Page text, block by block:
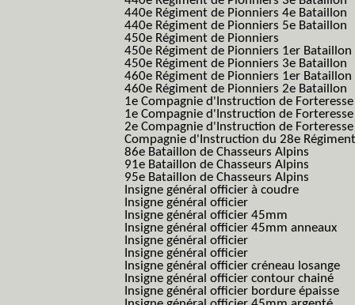
440e Régiment de Pionniers 4e Bataillon
440e Régiment de Pionniers 5e Bataillon
450e Régiment de Pionniers
450e Régiment de Pionniers 1er Bataillon
450e Régiment de Pionniers 3e Bataillon
460e Régiment de Pionniers 1er Bataillon
460e Régiment de Pionniers 2e Bataillon
1e Compagnie d'Instruction de
1e Compagnie d'Instruction de
2e Compagnie d'Instruction de
Compagnie d'Instruction du 28e
86e Bataillon de Chasseurs Alpins
91e Bataillon de Chasseurs Alpins
95e Bataillon de Chasseurs Alpins
Insigne général officier à coudre
Insigne général officier
Insigne général officier 45mm
Insigne général officier 45mm anneaux
Insigne général officier
Insigne général officier
Insigne général officier créneau losange
Insigne général officier contour chainé
Insigne général officier bordure épaisse